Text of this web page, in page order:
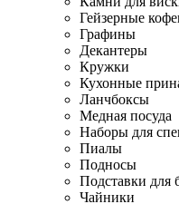
Гейзерные
Графины
Декантеры
Кружки
Кухонные
Ланчбоксы
Медная посуда
Наборы для
Пиалы
Подносы
Подставки для
Чайники